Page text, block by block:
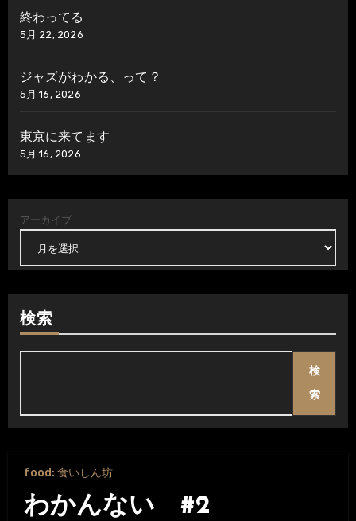
終わってる
5月 22, 2026
ジャズがわかる、って？
5月 16, 2026
東京に来てます
5月 16, 2026
アーカイブ
検索
検
索
food: 食いしん坊
わかんない #2